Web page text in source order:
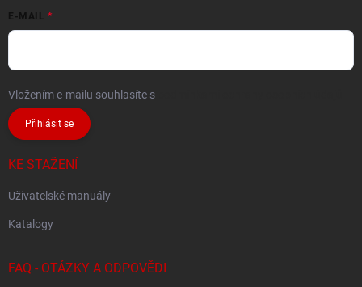
E-MAIL
Vložením e-mailu souhlasíte s
Přihlásit se
KE STAŽENÍ
Uživatelské manuály
Katalogy
FAQ - OTÁZKY A ODPOVĚDI